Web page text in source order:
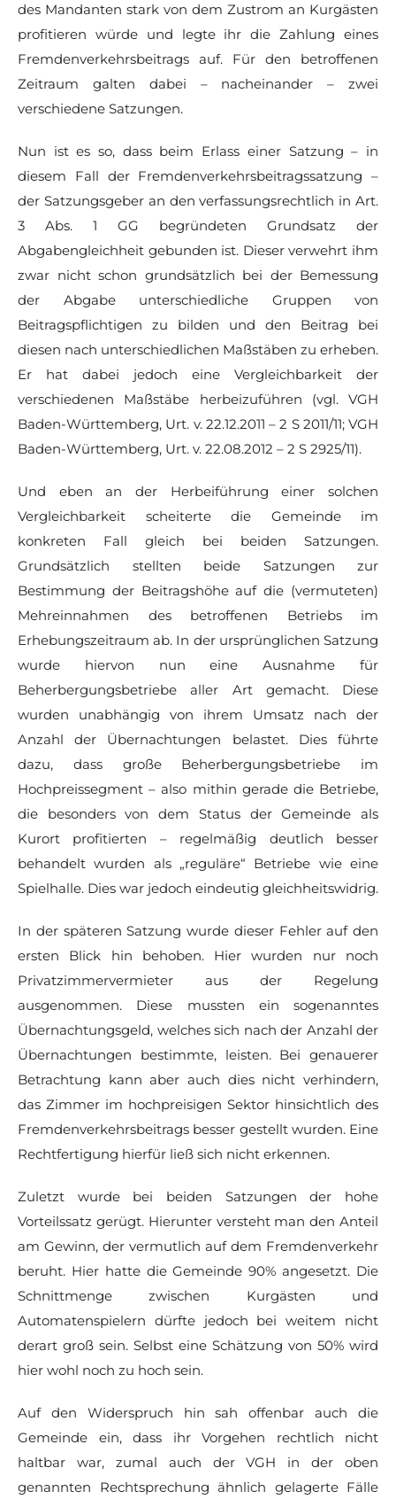
des Mandanten stark von dem Zustrom an Kurgästen
profitieren würde und legte ihr die Zahlung eines
Fremdenverkehrsbeitrags auf. Für den betroffenen
Zeitraum galten dabei – nacheinander – zwei
verschiedene Satzungen.
Nun ist es so, dass beim Erlass einer Satzung – in
diesem Fall der Fremdenverkehrsbeitragssatzung –
der Satzungsgeber an den verfassungsrechtlich in Art.
3 Abs. 1 GG begründeten Grundsatz der
Abgabengleichheit gebunden ist. Dieser verwehrt ihm
zwar nicht schon grundsätzlich bei der Bemessung
der Abgabe unterschiedliche Gruppen von
Beitragspflichtigen zu bilden und den Beitrag bei
diesen nach unterschiedlichen Maßstäben zu erheben.
Er hat dabei jedoch eine Vergleichbarkeit der
verschiedenen Maßstäbe herbeizuführen (vgl. VGH
Baden-Württemberg, Urt. v. 22.12.2011 – 2 S 2011/11; VGH
Baden-Württemberg, Urt. v. 22.08.2012 – 2 S 2925/11).
Und eben an der Herbeiführung einer solchen
Vergleichbarkeit scheiterte die Gemeinde im
konkreten Fall gleich bei beiden Satzungen.
Grundsätzlich stellten beide Satzungen zur
Bestimmung der Beitragshöhe auf die (vermuteten)
Mehreinnahmen des betroffenen Betriebs im
Erhebungszeitraum ab. In der ursprünglichen Satzung
wurde hiervon nun eine Ausnahme für
Beherbergungsbetriebe aller Art gemacht. Diese
wurden unabhängig von ihrem Umsatz nach der
Anzahl der Übernachtungen belastet. Dies führte
dazu, dass große Beherbergungsbetriebe im
Hochpreissegment – also mithin gerade die Betriebe,
die besonders von dem Status der Gemeinde als
Kurort profitierten – regelmäßig deutlich besser
behandelt wurden als „reguläre“ Betriebe wie eine
Spielhalle. Dies war jedoch eindeutig gleichheitswidrig.
In der späteren Satzung wurde dieser Fehler auf den
ersten Blick hin behoben. Hier wurden nur noch
Privatzimmervermieter aus der Regelung
ausgenommen. Diese mussten ein sogenanntes
Übernachtungsgeld, welches sich nach der Anzahl der
Übernachtungen bestimmte, leisten. Bei genauerer
Betrachtung kann aber auch dies nicht verhindern,
das Zimmer im hochpreisigen Sektor hinsichtlich des
Fremdenverkehrsbeitrags besser gestellt wurden. Eine
Rechtfertigung hierfür ließ sich nicht erkennen.
Zuletzt wurde bei beiden Satzungen der hohe
Vorteilssatz gerügt. Hierunter versteht man den Anteil
am Gewinn, der vermutlich auf dem Fremdenverkehr
beruht. Hier hatte die Gemeinde 90% angesetzt. Die
Schnittmenge zwischen Kurgästen und
Automatenspielern dürfte jedoch bei weitem nicht
derart groß sein. Selbst eine Schätzung von 50% wird
hier wohl noch zu hoch sein.
Auf den Widerspruch hin sah offenbar auch die
Gemeinde ein, dass ihr Vorgehen rechtlich nicht
haltbar war, zumal auch der VGH in der oben
genannten Rechtsprechung ähnlich gelagerte Fälle